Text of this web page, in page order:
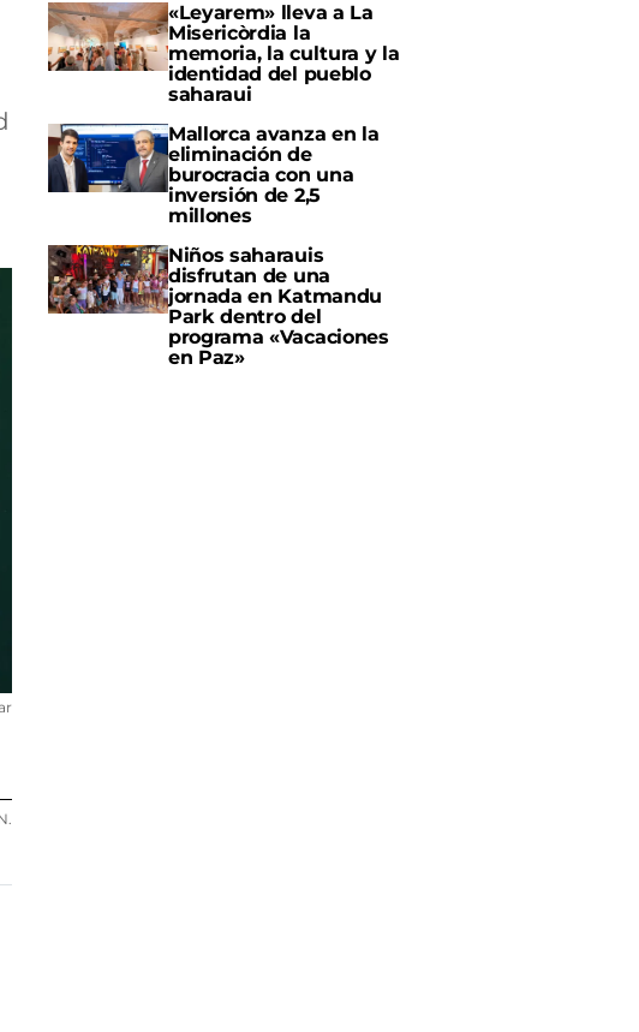
«Leyarem» lleva a La
Misericòrdia la
memoria, la cultura y la
identidad del pueblo
saharaui
Mallorca avanza en la
eliminación de
burocracia con una
inversión de 2,5
millones
Niños saharauis
disfrutan de una
jornada en Katmandu
Park dentro del
programa «Vacaciones
en Paz»